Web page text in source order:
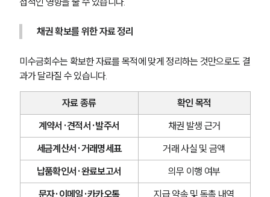
업무사례
주요 업무사례
법률정보
법률지식인
업무분야
민사그룹 업무
전체
채권 확보를 위한 자료 정리
미수금회수는 확보한 자료를 목적에 맞게 정리하는 것만으로도 결
과가 달라질 수 있습니다.
자료 종류
확인 목적
계약서·견적서·발주서
채권 발생 근거
세금계산서·거래명세표
거래 사실 및 금액
납품확인서·완료보고서
의무 이행 여부
문자·이메일·카카오톡
지급 약속 및 독촉 내역